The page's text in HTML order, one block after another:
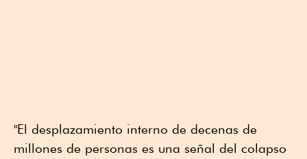
"El desplazamiento interno de decenas de
millones de personas es una señal del colapso